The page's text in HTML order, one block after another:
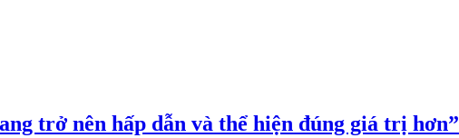
trở nên hấp dẫn và thể hiện đúng giá trị hơn”